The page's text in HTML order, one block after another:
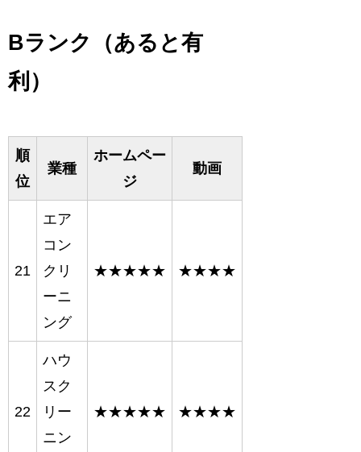
Bランク（あると有
利）
順
位
業種
ホームペー
ジ
動画
21
エア
コン
クリ
ーニ
ング
★★★★★ ★★★★
22
ハウ
スク
リー
ニン
★★★★★ ★★★★